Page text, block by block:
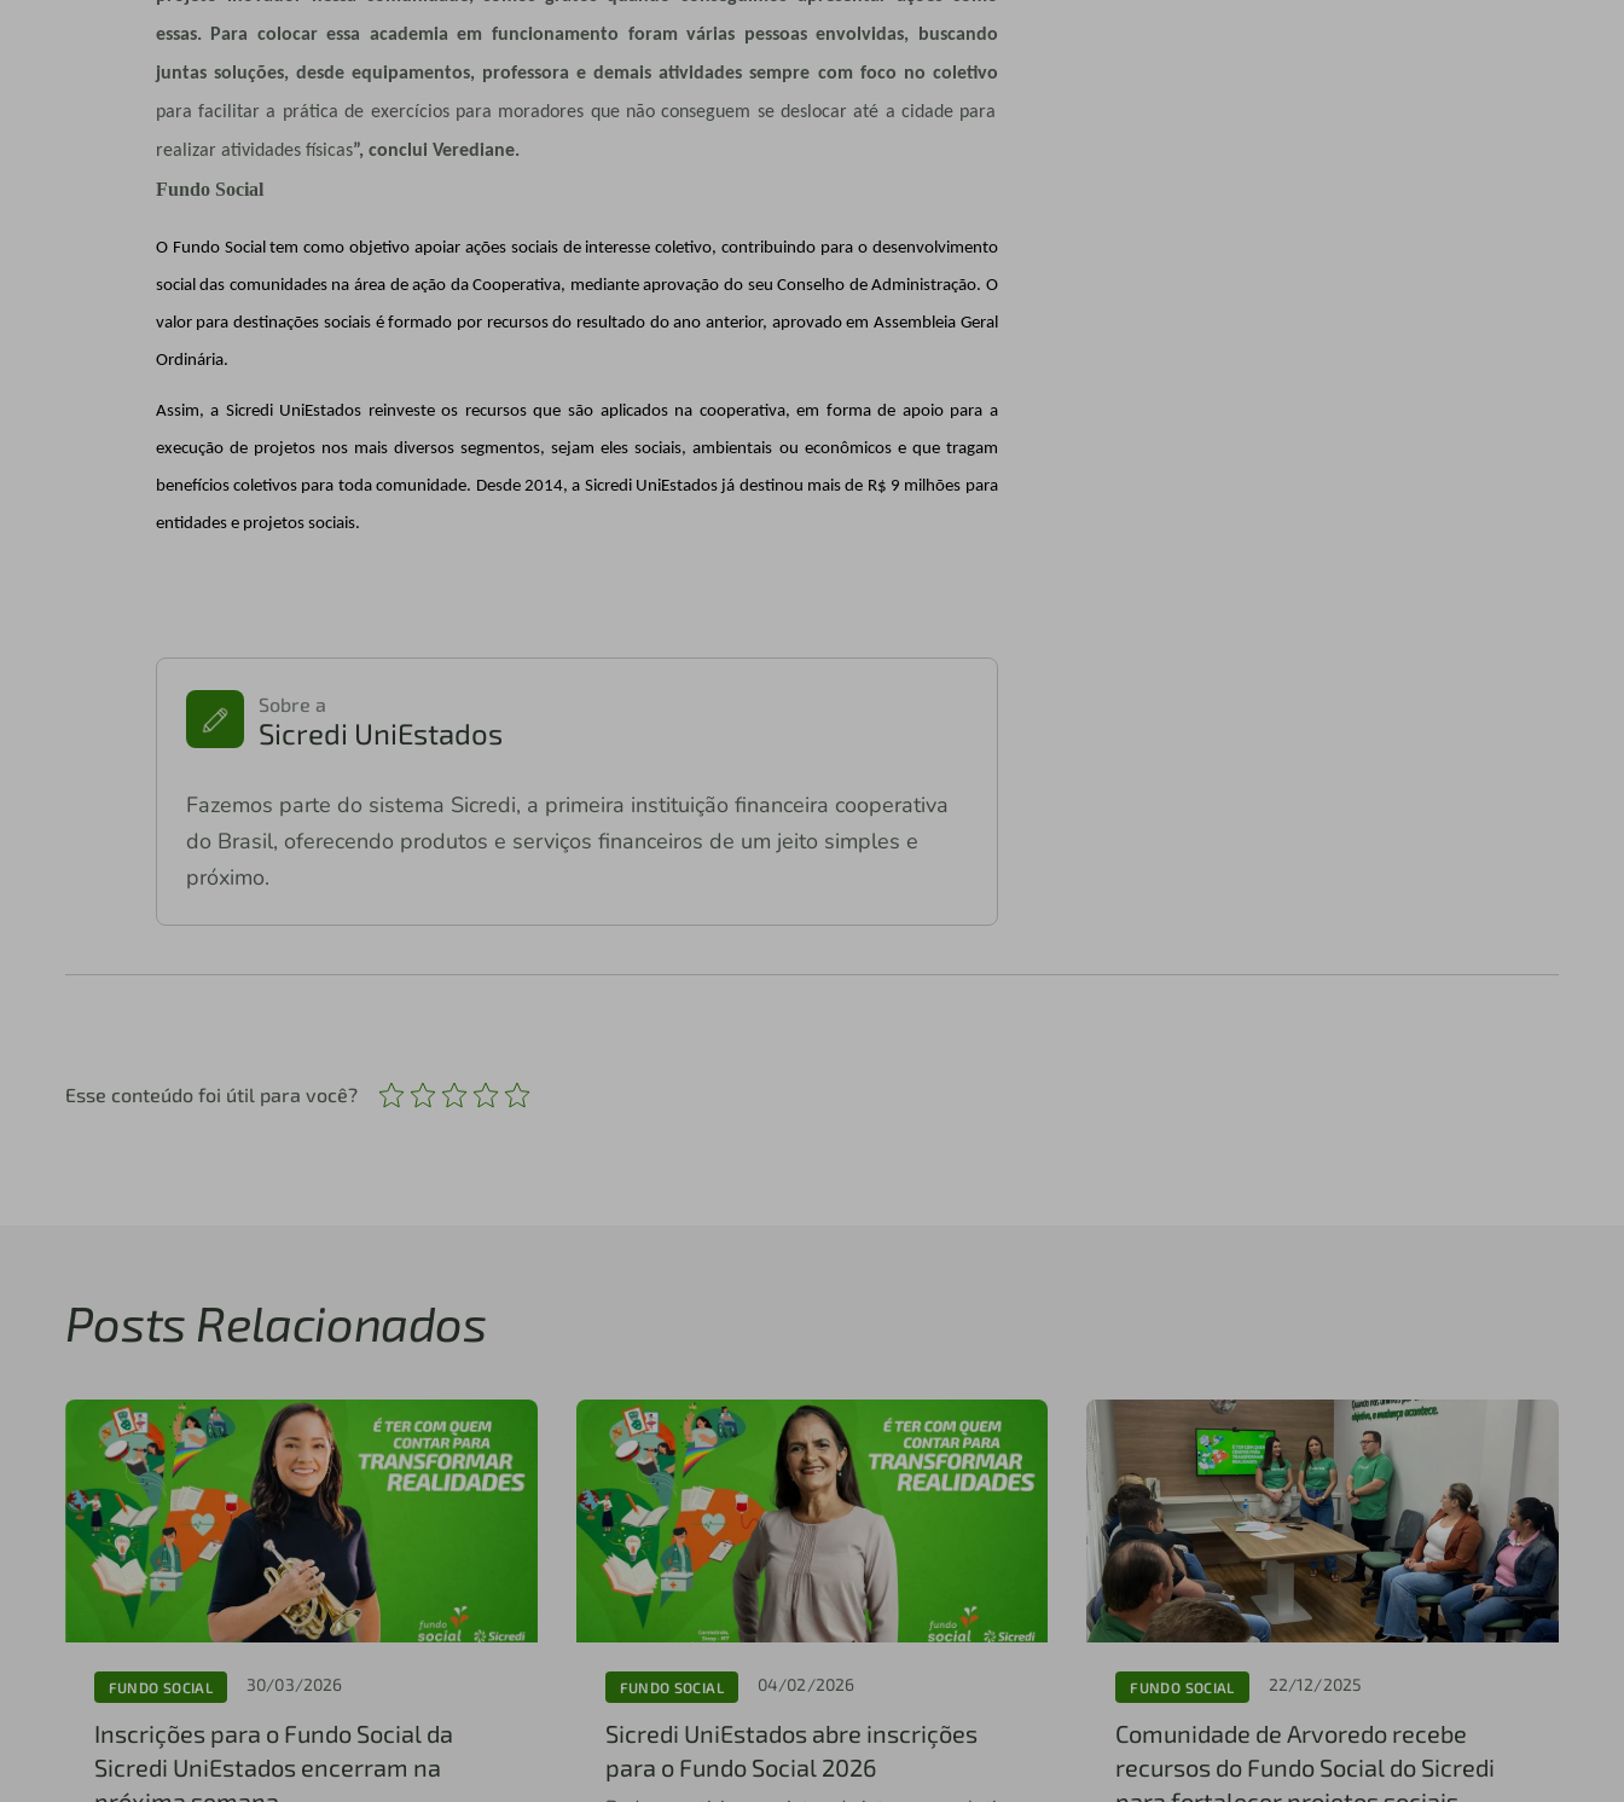
essas. Para colocar essa academia em funcionamento foram várias pessoas envolvidas, buscando
juntas soluções, desde equipamentos, professora e demais atividades sempre com foco no coletivo
para facilitar a prática de exercícios para moradores que não conseguem se deslocar até a cidade para
realizar atividades físicas”, conclui Verediane.
Fundo Social
O Fundo Social tem como objetivo apoiar ações sociais de interesse coletivo, contribuindo para o desenvolvimento
social das comunidades na área de ação da Cooperativa, mediante aprovação do seu Conselho de Administração. O
valor para destinações sociais é formado por recursos do resultado do ano anterior, aprovado em Assembleia Geral
Ordinária.
Assim, a Sicredi UniEstados reinveste os recursos que são aplicados na cooperativa, em forma de apoio para a
execução de projetos nos mais diversos segmentos, sejam eles sociais, ambientais ou econômicos e que tragam
benefícios coletivos para toda comunidade. Desde 2014, a Sicredi UniEstados já destinou mais de R$ 9 milhões para
entidades e projetos sociais.
Sobre a
Sicredi UniEstados
Fazemos parte do sistema Sicredi, a primeira instituição financeira cooperativa
do Brasil, oferecendo produtos e serviços financeiros de um jeito simples e
próximo.
Esse conteúdo foi útil para você?
Posts Relacionados
FUNDO SOCIAL 30/03/2026
Inscrições para o Fundo Social da
Sicredi UniEstados encerram na
FUNDO SOCIAL 04/02/2026
Sicredi UniEstados abre inscrições
para o Fundo Social 2026
FUNDO SOCIAL 22/12/2025
Comunidade de Arvoredo recebe
recursos do Fundo Social do Sicredi